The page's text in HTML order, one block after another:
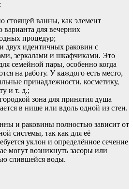
стоящей ванны, как элемент
варианта для вечерних
процедур;
двух идентичных раковин с
зеркалами и шкафчиками. Это
семейной пары, особенно когда
на работу. У каждого есть место,
принадлежности, косметику,
и т. д.;
зона для принятия душа
в нише или вдоль одной из стен.
и раковины полностью зависит от
системы, так как для её
уклон и определённое сечение
могут возникнуть засоры или
слившейся воды.